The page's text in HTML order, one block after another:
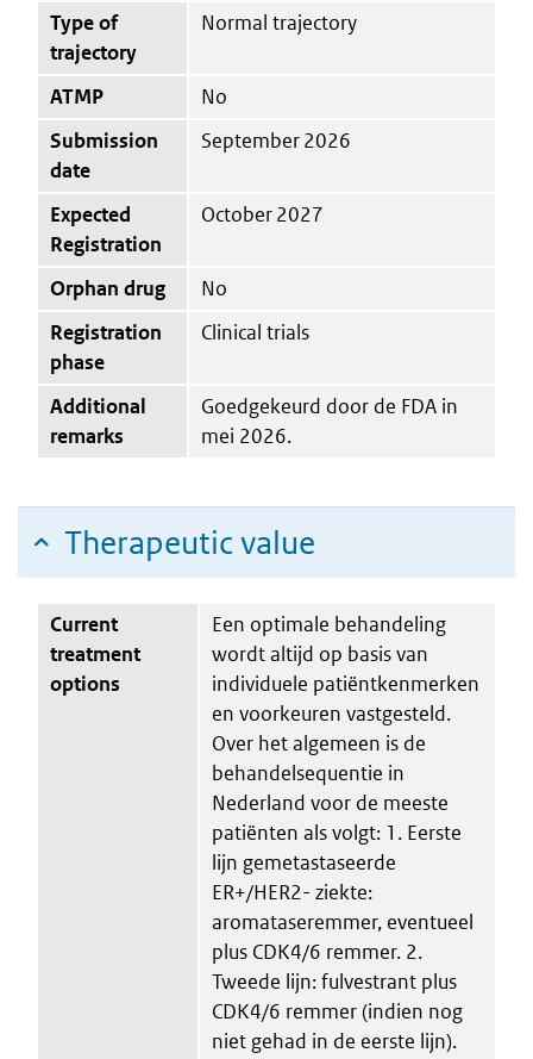
Type of
trajectory
Normal trajectory
ATMP
No
Submission
date
September 2026
Expected
Registration
October 2027
Orphan drug
No
Registration
phase
Clinical trials
Additional
remarks
Goedgekeurd door de FDA in
mei 2026.
Therapeutic value
Current
treatment
options
Een optimale behandeling
wordt altijd op basis van
individuele patiëntkenmerken
en voorkeuren vastgesteld.
Over het algemeen is de
behandelsequentie in
Nederland voor de meeste
patiënten als volgt: 1. Eerste
lijn gemetastaseerde
ER+/HER2- ziekte:
aromataseremmer, eventueel
plus CDK4/6 remmer. 2.
Tweede lijn: fulvestrant plus
CDK4/6 remmer (indien nog
niet gehad in de eerste lijn).